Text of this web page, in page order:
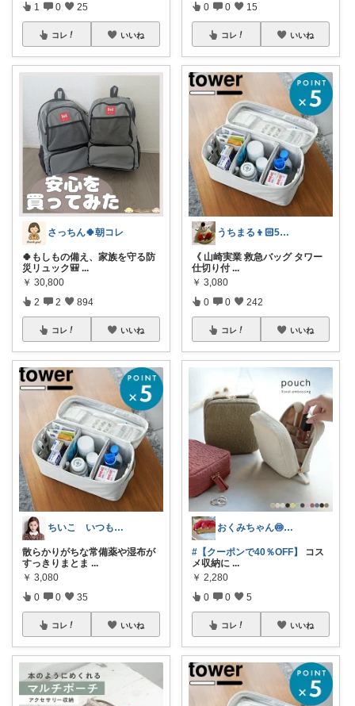
1 0 25
コレ いいね
さっちん🍀朝コレ
🍀もしもの備え、家族を守る防
災リュック🎒 ...
￥ 30,800
2 2 894
コレ いいね
ちいこ いつもありがとうございます♡
散らかりがちな常備薬や湿布が
すっきりまとま ...
￥ 3,080
0 0 35
コレ いいね
0 0 15
コレ いいね
うちまる👦🏻5歳ママ♡
《 山崎実業 救急バッグ タワー
仕切り付 ...
￥ 3,080
0 0 242
コレ いいね
おくみちゃん🍥朝コレ界隈
#【クーポンで40％OFF】
コス
メ収納に ...
￥ 2,280
0 0 5
コレ いいね